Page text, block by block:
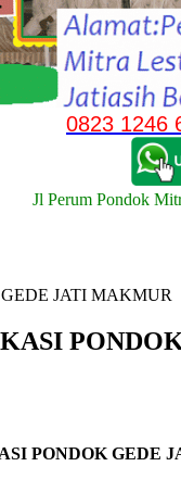
0823 1246
Jl Perum Pondok
JATI MAKMUR
PONDOK GEDE